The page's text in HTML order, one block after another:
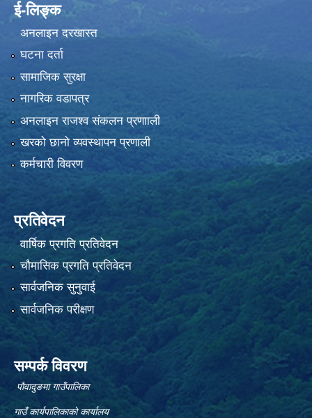
ई-लिङ्क
अनलाइन दरखास्त
घटना दर्ता
सामाजिक सुरक्षा
नागरिक वडापत्र
अनलाइन राजश्व संकलन प्रणााली
खरको छानो व्यवस्थापन प्रणाली
कर्मचारी विवरण
प्रतिवेदन
वार्षिक प्रगति प्रतिवेदन
चौमासिक प्रगति प्रतिवेदन
सार्वजनिक सुनुवाई
सार्वजनिक परीक्षण
सम्पर्क विवरण
पौवादुङमा गाउँपालिका
गाउँ कार्यपालिकाको कार्यालय